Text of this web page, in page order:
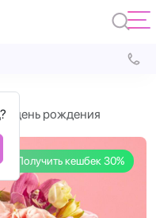
?
день рождения
Получить кешбек 30%